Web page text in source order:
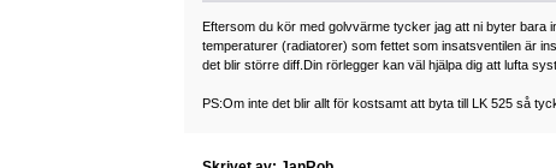
Eftersom du kör med golvvärme tycker jag att ni byter bara
temperaturer (radiatorer) som fettet som insatsventilen är
det blir större diff.Din rörlegger kan väl hjälpa dig att lufta
PS:Om inte det blir allt för kostsamt att byta till LK 525 så